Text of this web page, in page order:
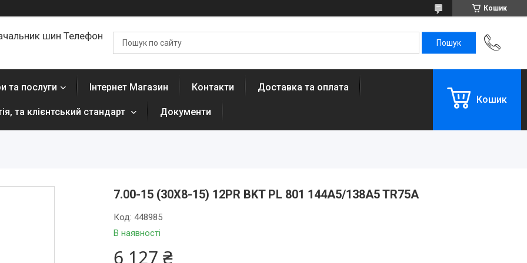
Кошик
шин Телефон
та послуги Інтернет Магазин Контакти Доставка та оплата
та клієнтський стандарт Документи
Кошик
7.00-15 (30X8-15) 12PR BKT PL 801 144A5/138A5 TR75A
В наявності
Код:448985
6 127 ₴